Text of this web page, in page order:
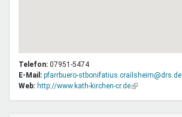
Telefon: 07951-5474
E-Mail: pfarrbuero-stbonifatius.crailsheim@drs.de
Web: http://www.kath-kirchen-cr.de(Link